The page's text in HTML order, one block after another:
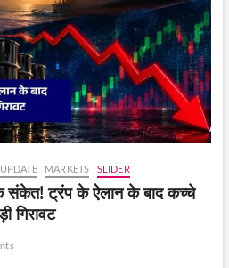
MARKETS SLIDER
संकेत! ट्रंप के ऐलान के बाद कच्चे
गिरावट